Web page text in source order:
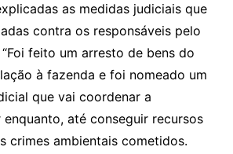
as medidas judiciais que
contra os responsáveis pelo
feito um arresto de bens do
à fazenda e foi nomeado um
que vai coordenar a
até conseguir recursos
crimes ambientais cometidos.